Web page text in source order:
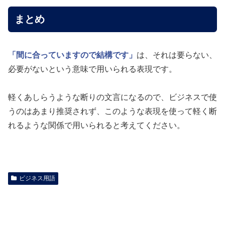
まとめ
「間に合っていますので結構です」 は、それは要らない、
必要がないという意味で用いられる表現です。
軽くあしらうような断りの文言になるので、ビジネスで使
うのはあまり推奨されず、このような表現を使って軽く断
れるような関係で用いられると考えてください。
ビジネス用語